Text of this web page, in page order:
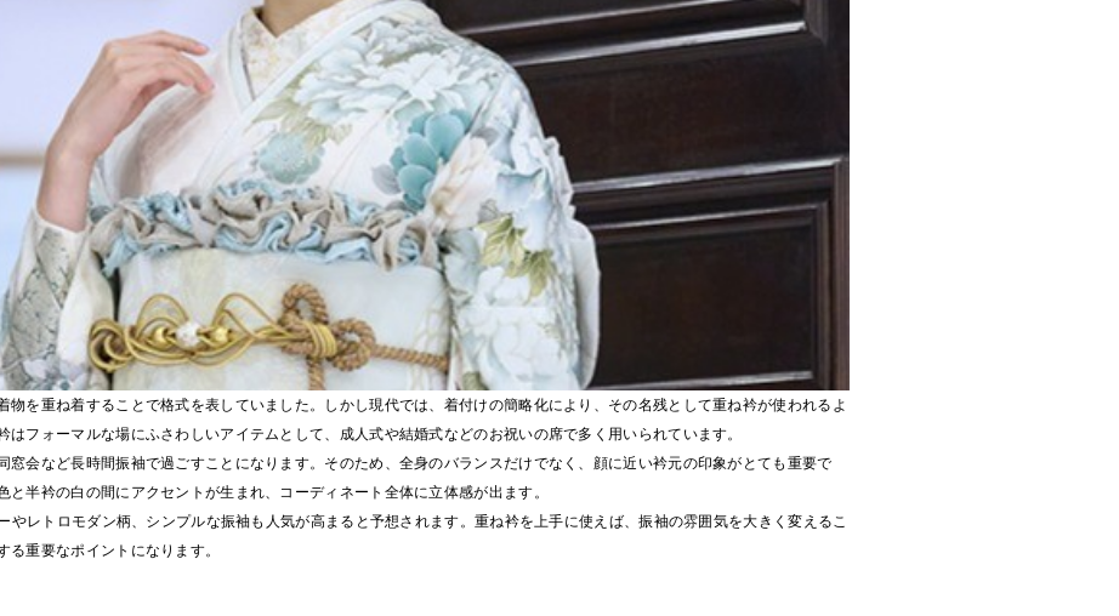
物を重ね着することで格式を表していました。しかし現代では、着付けの簡略化により、その名残として重ね衿が使われるよ
はフォーマルな場にふさわしいアイテムとして、成人式や結婚式などのお祝いの席で多く用いられています。
窓会など長時間振袖で過ごすことになります。そのため、全身のバランスだけでなく、顔に近い衿元の印象がとても重要で
半衿の白の間にアクセントが生まれ、コーディネート全体に立体感が出ます。
やレトロモダン柄、シンプルな振袖も人気が高まると予想されます。重ね衿を上手に使えば、振袖の雰囲気を大きく変えるこ
る重要なポイントになります。